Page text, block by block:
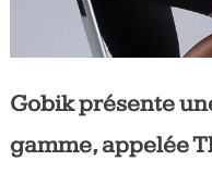
triathlon
Gobik présente
gamme, appelée